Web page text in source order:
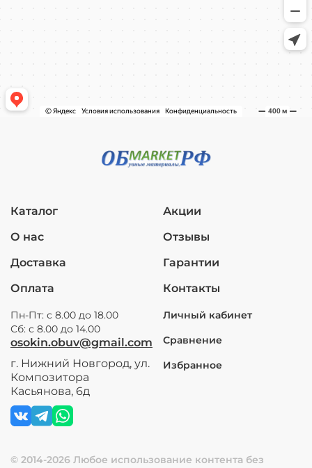
Каталог
О нас
Доставка
Оплата
Акции
Отзывы
Гарантии
Контакты
Пн-Пт: с 8.00 до 18.00
Сб: с 8.00 до 14.00
osokin.obuv@gmail.com
г. Нижний Новгород, ул.
Композитора
Касьянова, 6д
Личный кабинет
Сравнение
Избранное
© 2014-2026 Любое использование контента без